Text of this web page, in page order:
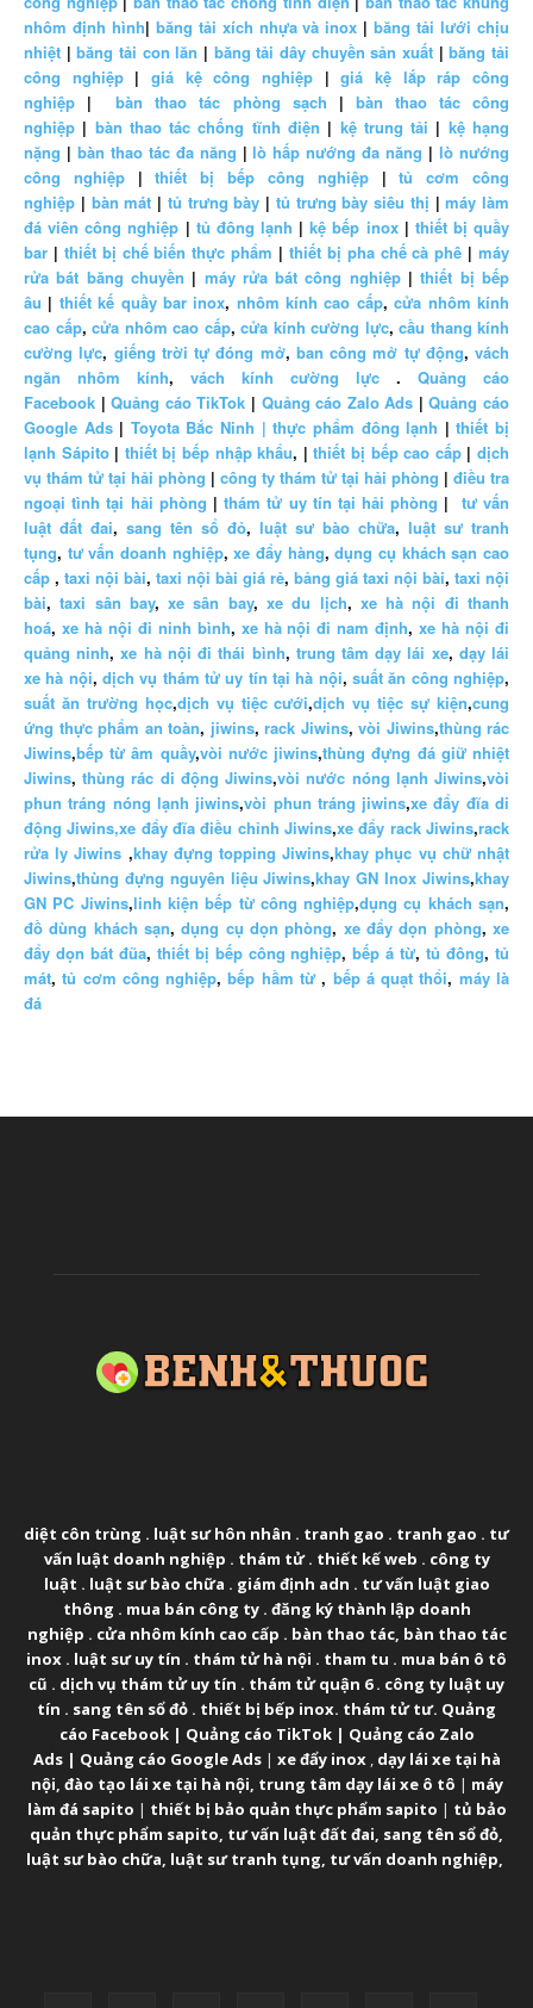
nhôm định hình| băng tải xích nhựa và inox |băng tải lưới chịu
nhiệt |băng tải con lăn | băng tải dây chuyền sản xuất |băng tải
công nghiệp|giá kệ công nghiệp |giá kệ lắp ráp công
nghiệp |bàn thao tác phòng sạch | bàn thao tác công
nghiệp | bàn thao tác chống tĩnh điện | kệ trung tải | kệ hạng
nặng | bàn thao tác đa năng |lò hấp nướng đa năng |lò nướng
công nghiệp|thiết bị bếp công nghiệp|tủ cơm công
nghiệp | bàn mát | tủ trưng bày | tủ trưng bày siêu thị |máy làm
đá viên công nghiệp | tủ đông lạnh |kệ bếp inox| thiết bị quầy
bar | thiết bị chế biến thực phẩm | thiết bị pha chế cà phê | máy
rửa bát băng chuyền | máy rửa bát công nghiệp|thiết bị bếp
âu | thiết kế quầy bar inox, nhôm kính cao cấp,cửa nhôm kính
cao cấp, cửa nhôm cao cấp, cửa kính cường lực, cầu thang kính
cường lực, giếng trời tự đóng mở, ban công mở tự động, vách
ngăn nhôm kính, vách kính cường lực . Quảng cáo
Facebook |Quảng cáo TikTok | Quảng cáo Zalo Ads |Quảng cáo
Google Ads| Toyota Bắc Ninh | thực phẩm đông lạnh |thiết bị
lạnh Sápito | thiết bị bếp nhập khẩu, |thiết bị bếp cao cấp|dịch
vụ thám tử tại hải phòng | công ty thám tử tại hải phòng | điều tra
ngoại tình tại hải phòng |thám tử uy tín tại hải phòng | tư vấn
luật đất đai, sang tên sổ đỏ, luật sư bào chữa, luật sư tranh
tụng, tư vấn doanh nghiệp,xe đẩy hàng,dụng cụ khách sạn cao
cấp , taxi nội bài, taxi nội bài giá rẻ, bảng giá taxi nội bài, taxi nội
bài,taxi sân bay,xe sân bay,xe du lịch, xe hà nội đi thanh
hoá, xe hà nội đi ninh bình, xe hà nội đi nam định,xe hà nội đi
quảng ninh,xe hà nội đi thái bình, trung tâm dạy lái xe, dạy lái
xe hà nội,dịch vụ thám tử uy tín tại hà nội,suất ăn công nghiệp,
suất ăn trường học,dịch vụ tiệc cưới,dịch vụ tiệc sự kiện,cung
ứng thực phẩm an toàn, jiwins, rack Jiwins, vòi Jiwins,thùng rác
Jiwins,bếp từ âm quầy,vòi nước jiwins,thùng đựng đá giữ nhiệt
Jiwins,thùng rác di động Jiwins,vòi nước nóng lạnh Jiwins,vòi
phun tráng nóng lạnh jiwins,vòi phun tráng jiwins,xe đẩy đĩa di
động Jiwins,xe đẩy đĩa điều chỉnh Jiwins,xe đẩy rack Jiwins,rack
rửa ly Jiwins ,khay đựng topping Jiwins,khay phục vụ chữ nhật
Jiwins,thùng đựng nguyên liệu Jiwins,khay GN Inox Jiwins,khay
GN PC Jiwins,linh kiện bếp từ công nghiệp,dụng cụ khách sạn,
đồ dùng khách sạn,dụng cụ dọn phòng, xe đẩy dọn phòng,xe
đẩy dọn bát đũa, thiết bị bếp công nghiệp,bếp á từ,tủ đông,tủ
mát,tủ cơm công nghiệp,bếp hầm từ , bếp á quạt thổi, máy là
đá
diệt côn trùng . luật sư hôn nhân . tranh gao . tranh gao . tư
vấn luật doanh nghiệp . thám tử. thiết kế web . công ty
luật . luật sư bào chữa . giám định adn . tư vấn luật giao
thông . mua bán công ty. đăng ký thành lập doanh
nghiệp . cửa nhôm kính cao cấp . bàn thao tác, bàn thao tác
inox . luật sư uy tín . thám tử hà nội . tham tu . mua bán ô tô
cũ . dịch vụ thám tử uy tín . thám tử quận 6. công ty luật uy
tín . sang tên sổ đỏ . thiết bị bếp inox. thám tử tư. Quảng
cáo Facebook| Quảng cáo TikTok| Quảng cáo Zalo
Ads| Quảng cáo Google Ads| xe đẩy inox, dạy lái xe tại hà
nội, đào tạo lái xe tại hà nội, trung tâm dạy lái xe ô tô | máy
làm đá sapito | thiết bị bảo quản thực phẩm sapito | tủ bảo
quản thực phẩm sapito, tư vấn luật đất đai, sang tên sổ đỏ,
luật sư bào chữa, luật sư tranh tụng, tư vấn doanh nghiệp,